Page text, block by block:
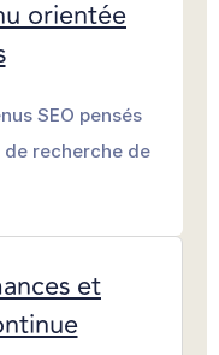
orientée
SEO pensés
recherche de
et